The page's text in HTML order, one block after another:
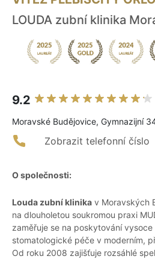
LOUDA zubní klinika
9.2
Moravské Budějovice, Gymnazijní
Zobrazit telefonní číslo
O společnosti:
Louda zubní klinika v Moravských
na dlouholetou soukromou praxi
zaměřuje se na poskytování
stomatologické péče v moderním,
Od roku 2008 zajišťuje rozsáhlé